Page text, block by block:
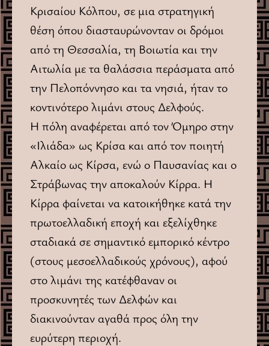
Κρισαίου Κόλπου, σε μια στρατηγική
θέση όπου διασταυρώνονταν οι δρόμοι
από τη Θεσσαλία, τη Βοιωτία και την
Αιτωλία με τα θαλάσσια περάσματα από
την Πελοπόννησο και τα νησιά, ήταν το
κοντινότερο λιμάνι στους Δελφούς.
Η πόλη αναφέρεται από τον Όμηρο στην
«Ιλιάδα» ως Κρίσα και από τον ποιητή
Αλκαίο ως Κίρσα, ενώ ο Παυσανίας και ο
Στράβωνας την αποκαλούν Κίρρα. Η
Κίρρα φαίνεται να κατοικήθηκε κατά την
πρωτοελλαδική εποχή και εξελίχθηκε
σταδιακά σε σημαντικό εμπορικό κέντρο
(στους μεσοελλαδικούς χρόνους), αφού
στο λιμάνι της κατέφθαναν οι
προσκυνητές των Δελφών και
διακινούνταν αγαθά προς όλη την
ευρύτερη περιοχή.